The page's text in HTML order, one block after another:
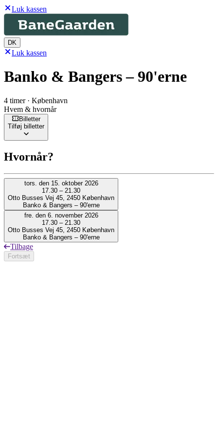
Luk kassen
DK
Luk kassen
Banko & Bangers – 90'erne
4 timer · København
Hvem & hvornår
Billetter
Tilføj billetter
Hvornår?
tors. den 15. oktober 2026
17.30 – 21.30
Otto Busses Vej 45, 2450 København
Banko & Bangers – 90'erne
fre. den 6. november 2026
17.30 – 21.30
Otto Busses Vej 45, 2450 København
Banko & Bangers – 90'erne
Tilbage
Fortsæt